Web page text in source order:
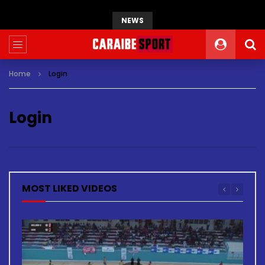
NEWS
Home Login
Login
MOST LIKED VIDEOS